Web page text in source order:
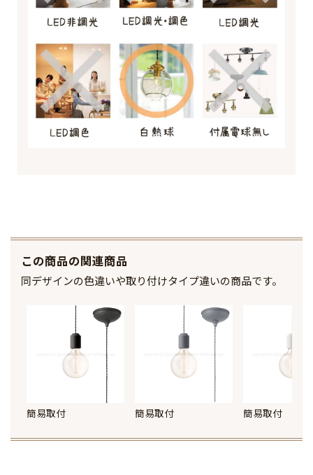
この商品の関連商品
同デザインの色違いや取り付けタイプ違いの商品です。
簡易取付 簡易取付 簡易取付